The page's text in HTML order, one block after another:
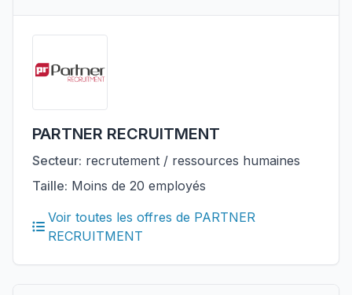
PARTNER RECRUITMENT
Secteur: recrutement / ressources humaines
Taille: Moins de 20 employés
Voir toutes les offres de PARTNER
RECRUITMENT